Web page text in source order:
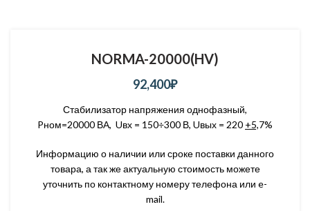
NORMA-20000(HV)
92,400₽
Стабилизатор напряжения однофазный,
Pном=20000 ВА, Uвх = 150÷300 В, Uвых = 220 +5,7%
Информацию о наличии или сроке поставки данного
товара, а так же актуальную стоимость можете
уточнить по контактному номеру телефона или e-
mail.